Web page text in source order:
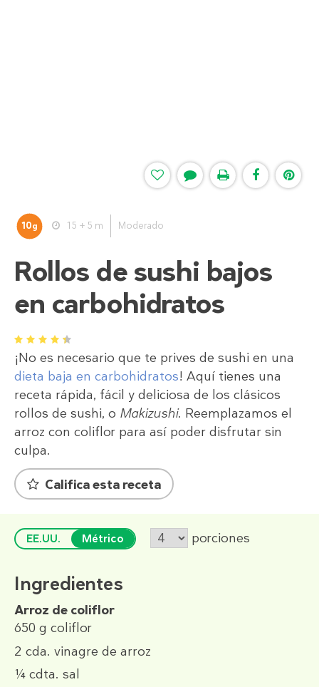
10g 15 + 5 m Moderado
Rollos de sushi bajos
en carbohidratos
1 2 3 4 5
¡No es necesario que te prives de sushi en una
dieta baja en carbohidratos! Aquí tienes una
receta rápida, fácil y deliciosa de los clásicos
rollos de sushi, o Makizushi. Reemplazamos el
arroz con coliflor para así poder disfrutar sin
culpa.
Califica esta receta
EE.UU. Métrico porciones
Ingredientes
Arroz de coliflor
650 g coliflor
2 cda. vinagre de arroz
¼ cdta. sal